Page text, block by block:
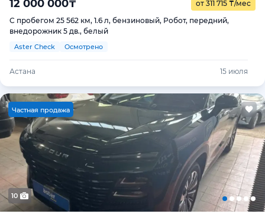
12 000 000₸ от 311 715 ₸/мес
С пробегом 25 562 км, 1.6 л, бензиновый, Робот, передний,
внедорожник 5 дв., белый
Aster Check Осмотрено
Астана 15 июля
Частная продажа
10